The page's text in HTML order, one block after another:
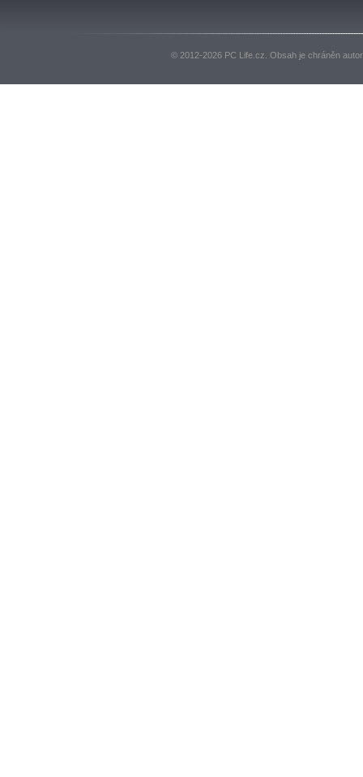
© 2012-2026 PC Life.cz. Obsah je chráněn